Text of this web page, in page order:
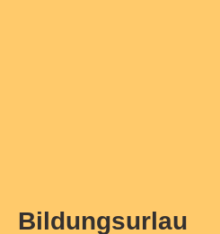
Bildungsurlau